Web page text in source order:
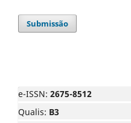
Submissão
e-ISSN: 2675-8512
Qualis: B3